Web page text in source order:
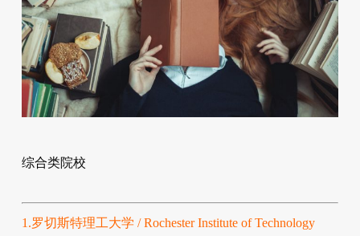
综合类院校
1.罗切斯特理工大学 / Rochester Institute of Technology